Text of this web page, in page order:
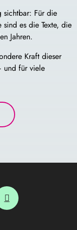
sichtbar: Für die
es die Texte, die
Jahren.
Kraft dieser
und für viele